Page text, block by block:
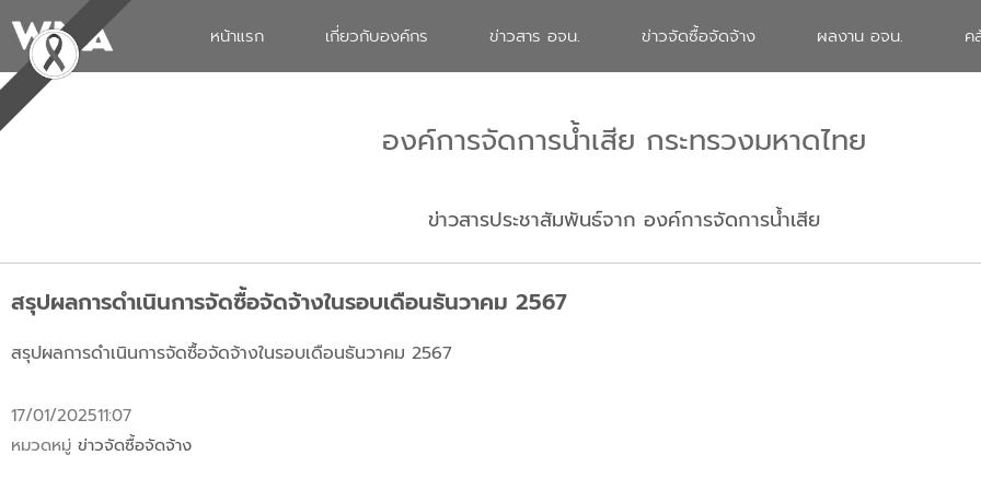
หน้าแรก เกี่ยวกับองค์กร ข่าวสาร อจน. ข่าวจัดซื้อจัดจ้าง ผลงาน อจน. ค
องค์การจัดการน้ำเสีย กระทรวงมหาดไทย
ข่าวสารประชาสัมพันธ์จาก องค์การจัดการน้ำเสีย
สรุปผลการดำเนินการจัดซื้อจัดจ้างในรอบเดือนธันวาคม 2567
สรุปผลการดำเนินการจัดซื้อจัดจ้างในรอบเดือนธันวาคม 2567
17/01/202511:07
หมวดหมู่ ข่าวจัดซื้อจัดจ้าง